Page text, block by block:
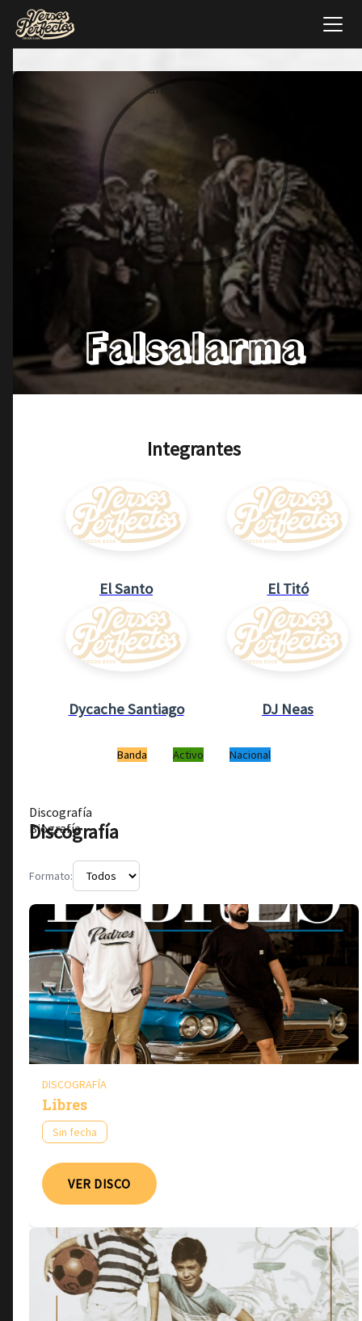
Falsalarma
Integrantes
El Santo El Titó
Dycache Santiago DJ Neas
Banda Activo Nacional
Discografía
Biografía
Discografía
Formato:
DISCOGRAFÍA
Libres
Sin fecha
VER DISCO